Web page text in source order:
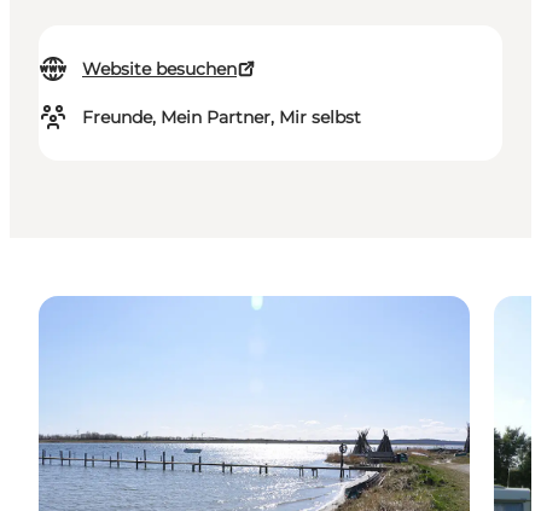
Website besuchen
Freunde, Mein Partner, Mir selbst